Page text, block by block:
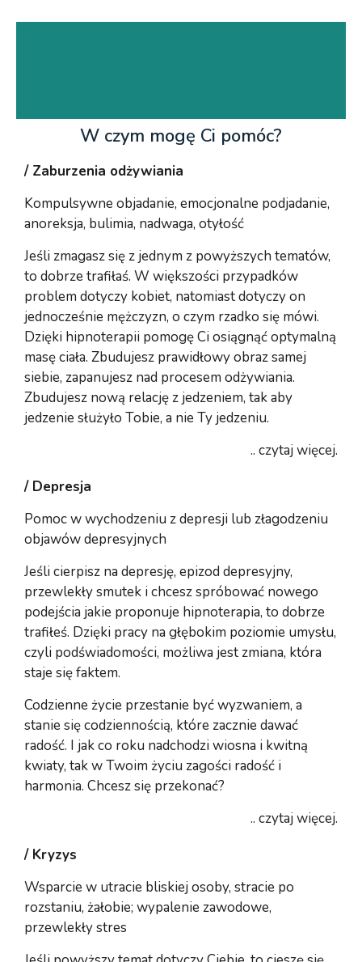
W czym mogę Ci pomóc?
/ Zaburzenia odżywiania
Kompulsywne objadanie, emocjonalne podjadanie,
anoreksja, bulimia, nadwaga, otyłość
Jeśli zmagasz się z jednym z powyższych tematów,
to dobrze trafiłaś. W większości przypadków
problem dotyczy kobiet, natomiast dotyczy on
jednocześnie mężczyzn, o czym rzadko się mówi.
Dzięki hipnoterapii pomogę Ci osiągnąć optymalną
masę ciała. Zbudujesz prawidłowy obraz samej
siebie, zapanujesz nad procesem odżywiania.
Zbudujesz nową relację z jedzeniem, tak aby
jedzenie służyło Tobie, a nie Ty jedzeniu.
.. czytaj więcej.
/ Depresja
Pomoc w wychodzeniu z depresji lub złagodzeniu
objawów depresyjnych
Jeśli cierpisz na depresję, epizod depresyjny,
przewlekły smutek i chcesz spróbować nowego
podejścia jakie proponuje hipnoterapia, to dobrze
trafiłeś. Dzięki pracy na głębokim poziomie umysłu,
czyli podświadomości, możliwa jest zmiana, która
staje się faktem.
Codzienne życie przestanie być wyzwaniem, a
stanie się codziennością, które zacznie dawać
radość. I jak co roku nadchodzi wiosna i kwitną
kwiaty, tak w Twoim życiu zagości radość i
harmonia. Chcesz się przekonać?
.. czytaj więcej.
/ Kryzys
Wsparcie w utracie bliskiej osoby, stracie po
rozstaniu, żałobie; wypalenie zawodowe,
przewlekły stres